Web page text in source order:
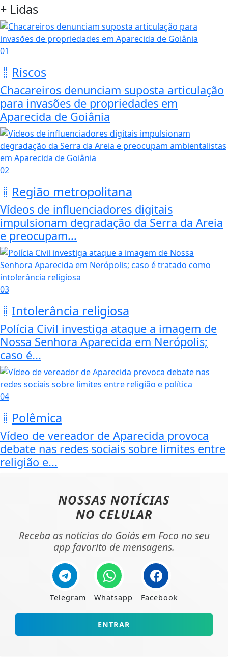
+ Lidas
01
Riscos
Chacareiros denunciam suposta articulação
para invasões de propriedades em
Aparecida de Goiânia
02
Região metropolitana
Vídeos de influenciadores digitais
impulsionam degradação da Serra da Areia
e preocupam...
03
Intolerância religiosa
Polícia Civil investiga ataque a imagem de
Nossa Senhora Aparecida em Nerópolis;
caso é...
04
Polêmica
Vídeo de vereador de Aparecida provoca
debate nas redes sociais sobre limites entre
religião e...
NOSSAS NOTÍCIAS
NO CELULAR
Receba as notícias do Goiás em Foco no seu
app favorito de mensagens.
Telegram Whatsapp Facebook
ENTRAR